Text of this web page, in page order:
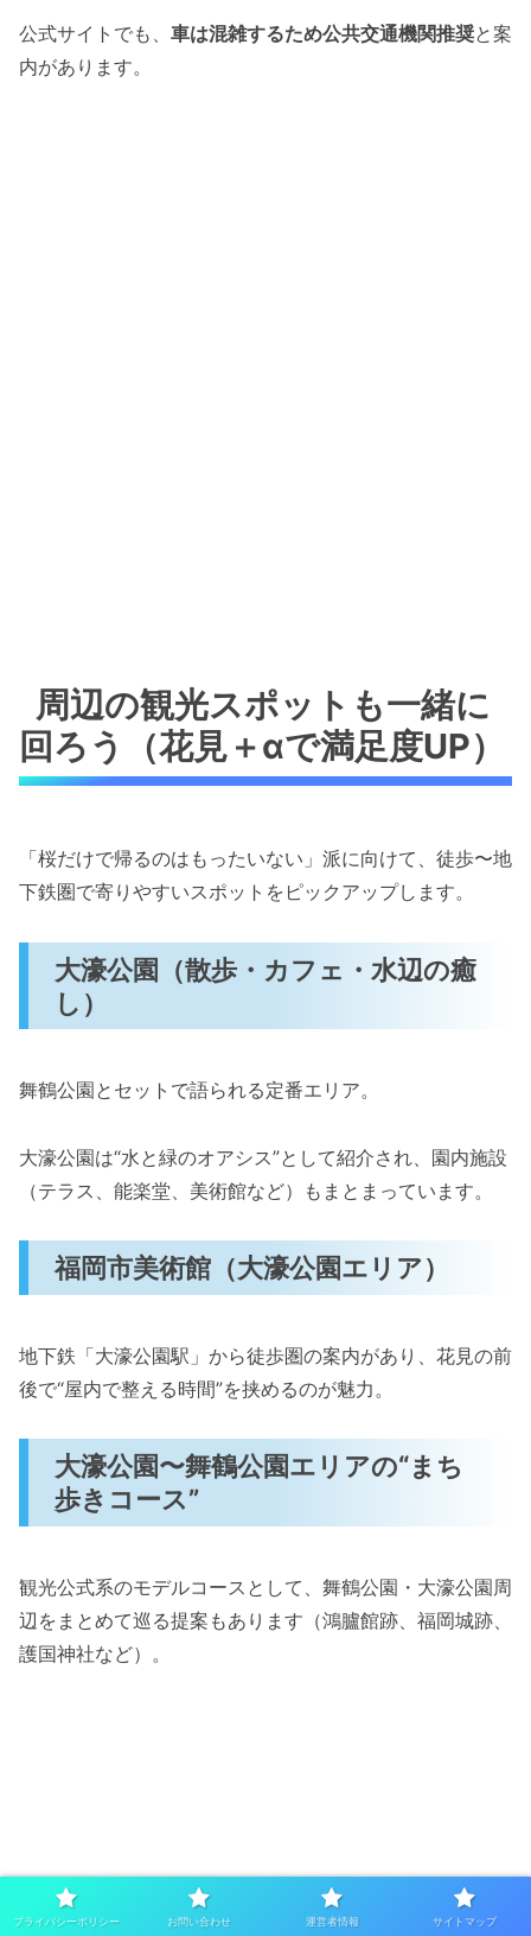
公式サイトでも、 車は混雑するため公共交通機関推奨と案
内があります。
周辺の観光スポットも一緒に
回ろう（花見＋αで満足度UP）
「桜だけで帰るのはもったいない」派に向けて、徒歩〜地
下鉄圏で寄りやすいスポットをピックアップします。
大濠公園（散歩・カフェ・水辺の癒
し）
舞鶴公園とセットで語られる定番エリア。
大濠公園は“水と緑のオアシス”として紹介され、園内施設
（テラス、能楽堂、美術館など）もまとまっています。
福岡市美術館（大濠公園エリア）
地下鉄「大濠公園駅」から徒歩圏の案内があり、花見の前
後で“屋内で整える時間”を挟めるのが魅力。
大濠公園〜舞鶴公園エリアの“まち
歩きコース”
観光公式系のモデルコースとして、舞鶴公園・大濠公園周
辺をまとめて巡る提案もあります（鴻臚館跡、福岡城跡、
護国神社など）。
プライバシーポリシー お問い合わせ 運営者情報 サイトマップ